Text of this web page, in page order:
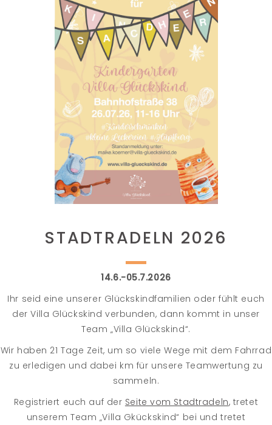
STADTRADELN 2026
14.6.-05.7.2026
Ihr seid eine unserer Glückskindfamilien oder fühlt euch
der Villa Glückskind verbunden, dann kommt in unser
Team „Villa Glückskind“.
Wir haben 21 Tage Zeit, um so viele Wege mit dem Fahrrad
zu erledigen und dabei km für unsere Teamwertung zu
sammeln.
Registriert euch auf der Seite vom Stadtradeln, tretet
unserem Team „Villa Gkückskind“ bei und tretet